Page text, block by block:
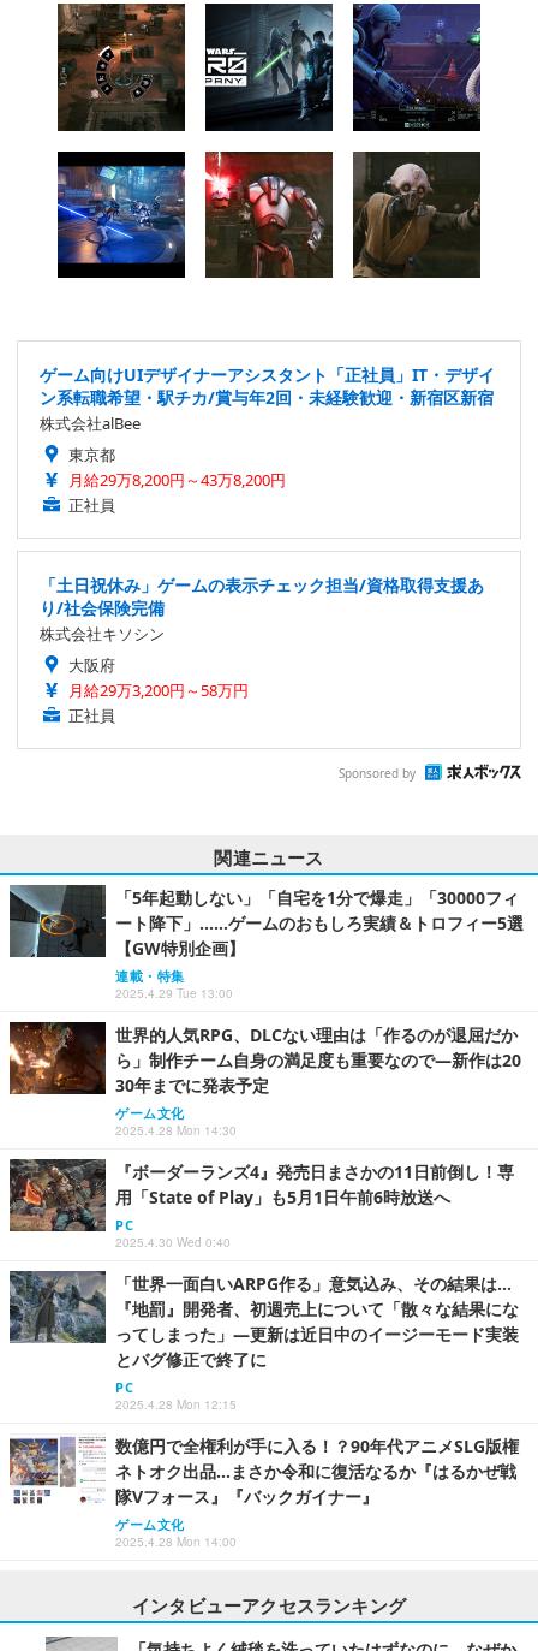
ゲーム向けUIデザイナーアシスタント「正社員」IT・デザイ
ン系転職希望・駅チカ/賞与年2回・未経験歓迎・新宿区新宿
株式会社alBee
東京都
月給29万8,200円～43万8,200円
正社員
「土日祝休み」ゲームの表示チェック担当/資格取得支援あ
り/社会保険完備
株式会社キソシン
大阪府
月給29万3,200円～58万円
正社員
Sponsored by
関連ニュース
「5年起動しない」「自宅を1分で爆走」「30000フィ
ート降下」……ゲームのおもしろ実績＆トロフィー5選
【GW特別企画】
連載・特集
2025.4.29 Tue 13:00
世界的人気RPG、DLCない理由は「作るのが退屈だか
ら」制作チーム自身の満足度も重要なので―新作は20
30年までに発表予定
ゲーム文化
2025.4.28 Mon 14:30
『ボーダーランズ4』発売日まさかの11日前倒し！専
用「State of Play」も5月1日午前6時放送へ
PC
2025.4.30 Wed 0:40
「世界一面白いARPG作る」意気込み、その結果は…
『地罰』開発者、初週売上について「散々な結果にな
ってしまった」―更新は近日中のイージーモード実装
とバグ修正で終了に
PC
2025.4.28 Mon 12:15
数億円で全権利が手に入る！？90年代アニメSLG版権
ネトオク出品…まさか令和に復活なるか『はるかぜ戦
隊Vフォース』『バックガイナー』
ゲーム文化
2025.4.28 Mon 14:00
インタビューアクセスランキング